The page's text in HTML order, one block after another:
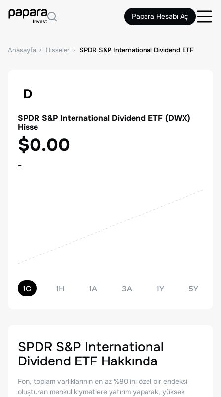
Papara Hesabı Aç
Anasayfa Hisseler SPDR S&P International Dividend ETF
D
SPDR S&P International Dividend ETF (DWX)
Hisse
$0.00
-
1G 1H 1A 3A 1Y 5Y
SPDR S&P International
Dividend ETF Hakkında
Fon, toplam varlıklarının en az %80'ini özel bir endeksi
oluşturan menkul kıymetlere yatırım yaparak, yüksek